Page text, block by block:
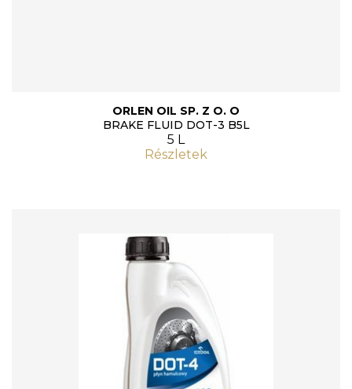
ORLEN OIL SP. Z O. O
BRAKE FLUID DOT-3 B5L
5 L
Részletek